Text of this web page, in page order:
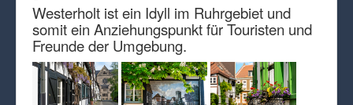
Westerholt ist ein Idyll im Ruhrgebiet und
somit ein Anziehungspunkt für Touristen und
Freunde der Umgebung.